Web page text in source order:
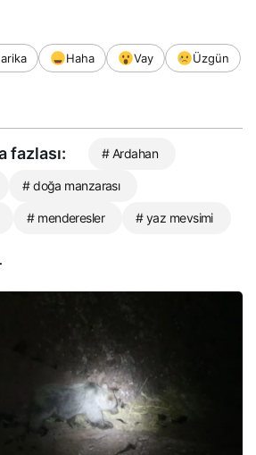
Haha Vay
Üzgün
fazlası: # Ardahan
# doğa manzarası
# menderesler # yaz mevsimi